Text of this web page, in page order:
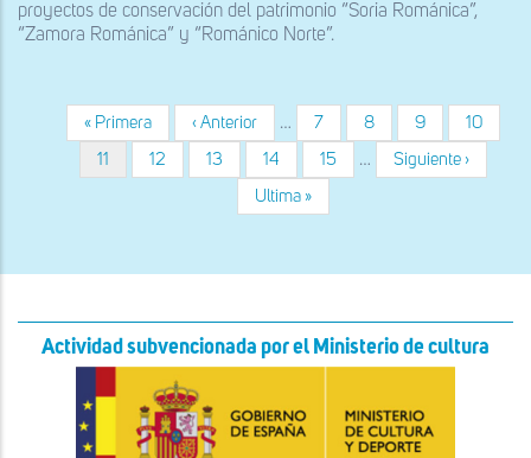
proyectos de conservación del patrimonio “Soria Románica”,
“Zamora Románica” y “Románico Norte”.
Paginación
Primera
página
« Primera
Página
anterior
‹ Anterior … Página
7 Página
8 Página
9 Página
10
Página
actual
11 Página
12 Página
13 Página
14 Página
15 …
Siguiente
página
Siguiente ›
Última
página
Ultima »
Actividad subvencionada por el Ministerio de cultura